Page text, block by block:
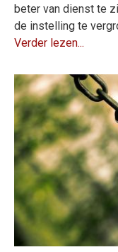
beter van dienst te
de instelling te
Verder lezen...